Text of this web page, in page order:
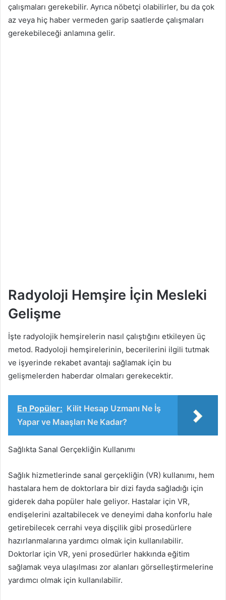
çalışmaları gerekebilir. Ayrıca nöbetçi olabilirler, bu da çok
az veya hiç haber vermeden garip saatlerde çalışmaları
gerekebileceği anlamına gelir.
Radyoloji Hemşire İçin Mesleki
Gelişme
İşte radyolojik hemşirelerin nasıl çalıştığını etkileyen üç
metod. Radyoloji hemşirelerinin, becerilerini ilgili tutmak
ve işyerinde rekabet avantajı sağlamak için bu
gelişmelerden haberdar olmaları gerekecektir.
En Popüler: Kilit Hesap Uzmanı Ne İş
Yapar ve Maaşları Ne Kadar?
Sağlıkta Sanal Gerçekliğin Kullanımı
Sağlık hizmetlerinde sanal gerçekliğin (VR) kullanımı, hem
hastalara hem de doktorlara bir dizi fayda sağladığı için
giderek daha popüler hale geliyor. Hastalar için VR,
endişelerini azaltabilecek ve deneyimi daha konforlu hale
getirebilecek cerrahi veya dişçilik gibi prosedürlere
hazırlanmalarına yardımcı olmak için kullanılabilir.
Doktorlar için VR, yeni prosedürler hakkında eğitim
sağlamak veya ulaşılması zor alanları görselleştirmelerine
yardımcı olmak için kullanılabilir.